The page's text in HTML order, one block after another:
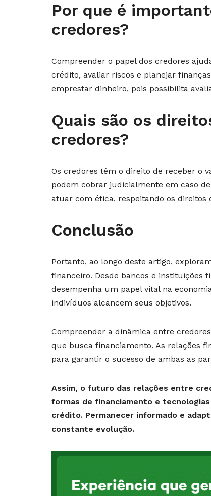
Por que é
credores?
Compreender o papel dos credores
crédito, avaliar riscos e planejar
emprestar dinheiro, pois possibilita
Quais são os
credores?
Os credores têm o direito de receber o
podem cobrar judicialmente em caso
atuar com ética, respeitando os direitos
Conclusão
Portanto, ao longo deste artigo,
financeiro. Desde bancos e instituições
desempenha um papel vital na
indivíduos alcancem seus objetivos.
Compreender a dinâmica entre
que busca financiamento. As relações
para garantir o sucesso de ambas as
Assim, o futuro das relações entre
formas de financiamento e
crédito. Permanecer informado e
constante evolução.